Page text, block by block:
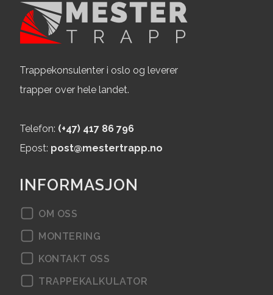
Mester project 75
Mester project 74
Mester project 73
Mester project 72
Mester project 70
Mester project 68
Mester project 67
Trappekonsulenter i oslo og leverer
trapper over hele landet.
Telefon: (+47) 417 86 796
Epost: post@mestertrapp.no
INFORMASJON
OM OSS
MONTERING
KONTAKT OSS
TRAPPEKALKULATOR